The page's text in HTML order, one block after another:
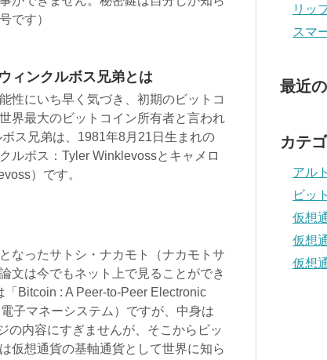
です）
ィンクルボス兄弟とは
性にいち早く気づき、初期のビットコ
界最大のビットコイン所有者と言われ
ス兄弟は、1981年8月21日生まれの
ルボス：Tyler Winklevossとキャメロ
）です。
なったサトシ・ナカモト（ナカモトサ
文は今でもネット上で見ることができ
Bitcoin : A Peer-to-Peer Electronic
子マネーシステム）ですが、中身は
の内容にすぎませんが、そこからビッ
仮想通貨の基軸通貨として世界に知ら
リッ
スマ
最近
カテ
アル
ビッ
仮想
仮想
仮想